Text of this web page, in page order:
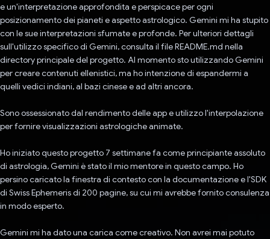
e un'interpretazione approfondita e perspicace per ogni
posizionamento dei pianeti e aspetto astrologico. Gemini mi ha stupito
con le sue interpretazioni sfumate e profonde. Per ulteriori dettagli
sull'utilizzo specifico di Gemini, consulta il file README.md nella
directory principale del progetto. Al momento sto utilizzando Gemini
per creare contenuti ellenistici, ma ho intenzione di espandermi a
quelli vedici indiani, al bazi cinese e ad altri ancora.
Sono ossessionato dal rendimento delle app e utilizzo l'interpolazione
per fornire visualizzazioni astrologiche animate.
Ho iniziato questo progetto 7 settimane fa come principiante assoluto
di astrologia, Gemini è stato il mio mentore in questo campo. Ho
persino caricato la finestra di contesto con la documentazione e l'SDK
di Swiss Ephemeris di 200 pagine, su cui mi avrebbe fornito consulenza
in modo esperto.
Gemini mi ha dato una carica come creativo. Non avrei mai potuto